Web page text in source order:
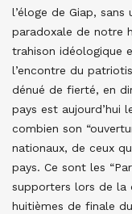
l’éloge de Giap,
paradoxale de notre
trahison idéologique
l’encontre du
dénué de fierté, en
pays est aujourd’hui
combien son
nationaux, de ceux
pays. Ce sont les
supporters lors de la
huitièmes de finale